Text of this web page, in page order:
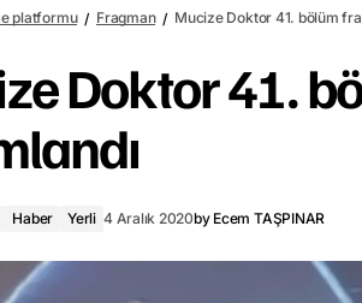
Dizi Fragman Haber
platformu Fragman Mucize Doktor 41. bölüm
Doktor 41.
Haber Yerli 4 Aralık 2020by Ecem TAŞPINAR